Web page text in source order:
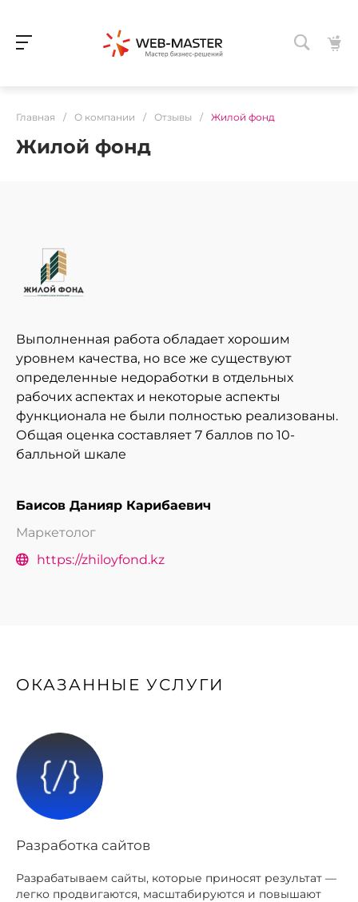
Главная / О компании / Отзывы / Жилой фонд
Жилой фонд
Выполненная работа обладает хорошим
уровнем качества, но все же существуют
определенные недоработки в отдельных
рабочих аспектах и некоторые аспекты
функционала не были полностью реализованы.
Общая оценка составляет 7 баллов по 10-
балльной шкале
Баисов Данияр Карибаевич
Маркетолог
https://zhiloyfond.kz
ОКАЗАННЫЕ УСЛУГИ
Разработка сайтов
Разрабатываем сайты, которые приносят результат —
легко продвигаются, масштабируются и повышают